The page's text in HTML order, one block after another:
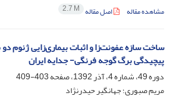
مشاهده مقاله اصل مقاله 2.7 M
ساخت سازه عفونت‌زا و اثبات بیماری‌زایی ژنوم
پیچیدگی برگ گوجه فرنگی- جدایه ایران
دوره 49، شماره 4، آذر 1392، صفحه
403-409
مریم صبوری؛ جهانگیر حیدرنژاد